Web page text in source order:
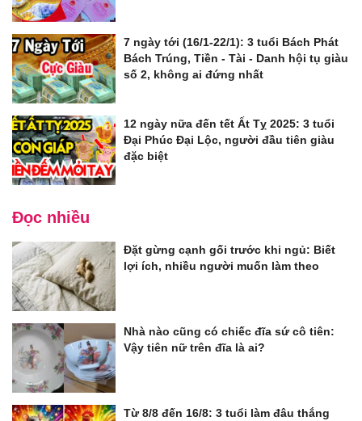
7 ngày tới (16/1-22/1): 3 tuổi Bách Phát
Bách Trúng, Tiền - Tài - Danh hội tụ giàu
số 2, không ai đứng nhất
12 ngày nữa đến tết Ất Tỵ 2025: 3 tuổi
Đại Phúc Đại Lộc, người đầu tiên giàu
đặc biệt
Đọc nhiều
Đặt gừng cạnh gối trước khi ngủ: Biết
lợi ích, nhiều người muốn làm theo
Nhà nào cũng có chiếc đĩa sứ cô tiên:
Vậy tiên nữ trên đĩa là ai?
Từ 8/8 đến 16/8: 3 tuổi làm đâu thắng